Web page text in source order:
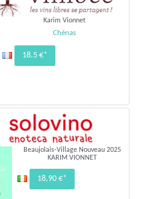
Karim Vionnet
Chénas
18.5 €*
Beaujolais-Village Nouveau 2025
KARIM VIONNET
18,90 €*